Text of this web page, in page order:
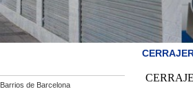
Barrios de Barcelona